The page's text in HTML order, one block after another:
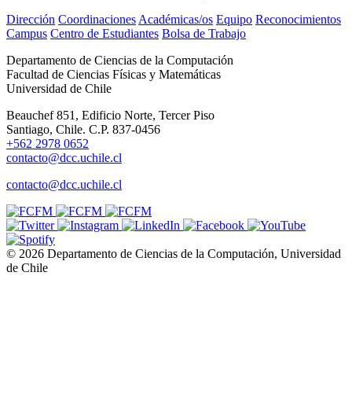
Dirección Coordinaciones Académicas/os Equipo Reconocimientos
Campus Centro de Estudiantes Bolsa de Trabajo
Departamento de Ciencias de la Computación
Facultad de Ciencias Físicas y Matemáticas
Universidad de Chile
Beauchef 851, Edificio Norte, Tercer Piso
Santiago, Chile. C.P. 837-0456
+562 2978 0652
contacto@dcc.uchile.cl
contacto@dcc.uchile.cl
© 2026 Departamento de Ciencias de la Computación, Universidad
de Chile